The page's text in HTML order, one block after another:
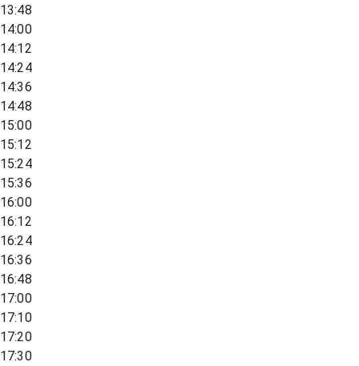
13:48
14:00
14:12
14:24
14:36
14:48
15:00
15:12
15:24
15:36
16:00
16:12
16:24
16:36
16:48
17:00
17:10
17:20
17:30